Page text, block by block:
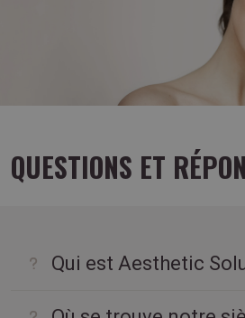
QUESTIONS ET
Qui est Aesthetic